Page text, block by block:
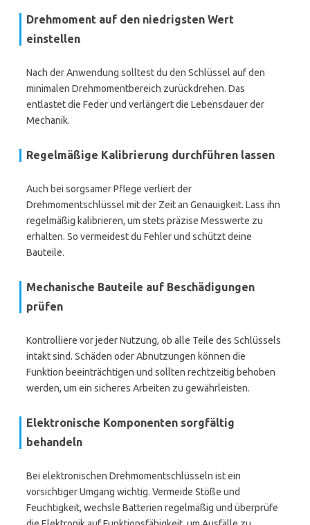
Drehmoment auf den niedrigsten Wert
einstellen
Nach der Anwendung solltest du den Schlüssel auf den
minimalen Drehmomentbereich zurückdrehen. Das
entlastet die Feder und verlängert die Lebensdauer der
Mechanik.
Regelmäßige Kalibrierung durchführen lassen
Auch bei sorgsamer Pflege verliert der
Drehmomentschlüssel mit der Zeit an Genauigkeit. Lass ihn
regelmäßig kalibrieren, um stets präzise Messwerte zu
erhalten. So vermeidest du Fehler und schützt deine
Bauteile.
Mechanische Bauteile auf Beschädigungen
prüfen
Kontrolliere vor jeder Nutzung, ob alle Teile des Schlüssels
intakt sind. Schäden oder Abnutzungen können die
Funktion beeinträchtigen und sollten rechtzeitig behoben
werden, um ein sicheres Arbeiten zu gewährleisten.
Elektronische Komponenten sorgfältig
behandeln
Bei elektronischen Drehmomentschlüsseln ist ein
vorsichtiger Umgang wichtig. Vermeide Stöße und
Feuchtigkeit, wechsle Batterien regelmäßig und überprüfe